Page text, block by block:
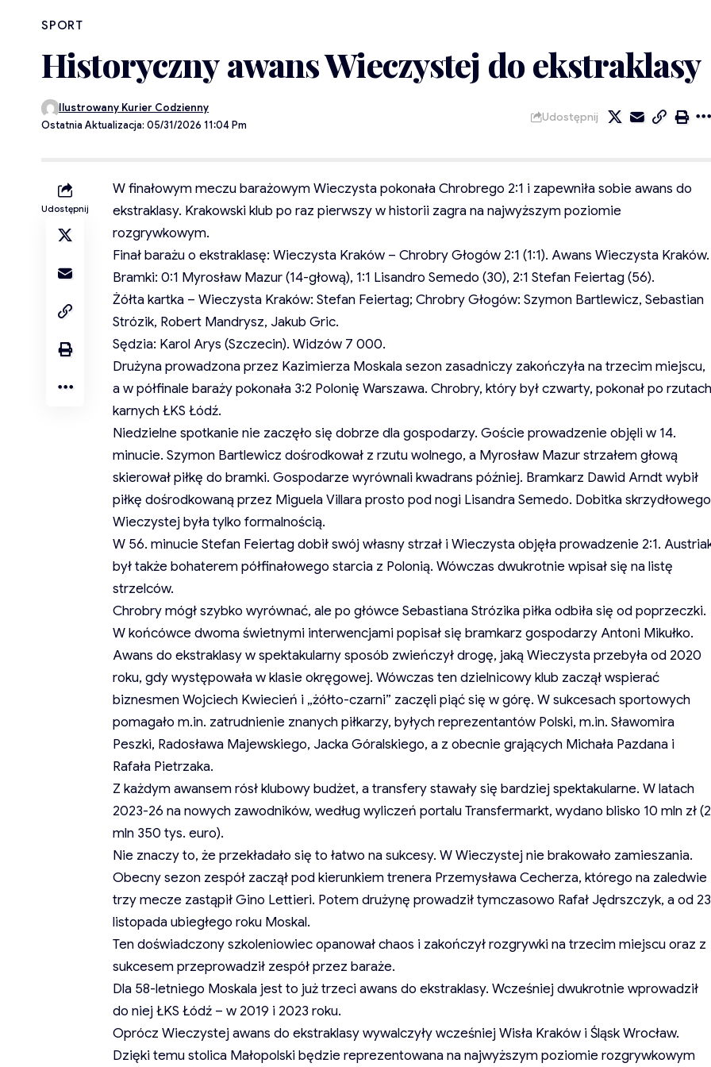
SPORT
Historyczny awans Wieczystej do ekstraklasy
Ostatnia Aktualizacja: 05/31/2026 11:04 Pm
Ilustrowany Kurier Codzienny
Udostępnij
Udostępnij
W finałowym meczu barażowym Wieczysta pokonała Chrobrego 2:1 i zapewniła sobie awans do
ekstraklasy. Krakowski klub po raz pierwszy w historii zagra na najwyższym poziomie
rozgrywkowym.
Finał barażu o ekstraklasę: Wieczysta Kraków – Chrobry Głogów 2:1 (1:1). Awans Wieczysta Kraków.
Bramki: 0:1 Myrosław Mazur (14-głową), 1:1 Lisandro Semedo (30), 2:1 Stefan Feiertag (56).
Żółta kartka – Wieczysta Kraków: Stefan Feiertag; Chrobry Głogów: Szymon Bartlewicz, Sebastian
Strózik, Robert Mandrysz, Jakub Gric.
Sędzia: Karol Arys (Szczecin). Widzów 7 000.
Drużyna prowadzona przez Kazimierza Moskala sezon zasadniczy zakończyła na trzecim miejscu,
a w półfinale baraży pokonała 3:2 Polonię Warszawa. Chrobry, który był czwarty, pokonał po rzutach
karnych ŁKS Łódź.
Niedzielne spotkanie nie zaczęło się dobrze dla gospodarzy. Goście prowadzenie objęli w 14.
minucie. Szymon Bartlewicz dośrodkował z rzutu wolnego, a Myrosław Mazur strzałem głową
skierował piłkę do bramki. Gospodarze wyrównali kwadrans później. Bramkarz Dawid Arndt wybił
piłkę dośrodkowaną przez Miguela Villara prosto pod nogi Lisandra Semedo. Dobitka skrzydłowego
Wieczystej była tylko formalnością.
W 56. minucie Stefan Feiertag dobił swój własny strzał i Wieczysta objęła prowadzenie 2:1.
był także bohaterem półfinałowego starcia z Polonią. Wówczas dwukrotnie wpisał się na listę
strzelców.
Chrobry mógł szybko wyrównać, ale po główce Sebastiana Strózika piłka odbiła się od poprzeczki.
W końcówce dwoma świetnymi interwencjami popisał się bramkarz gospodarzy Antoni Mikułko.
Awans do ekstraklasy w spektakularny sposób zwieńczył drogę, jaką Wieczysta przebyła od 2020
roku, gdy występowała w klasie okręgowej. Wówczas ten dzielnicowy klub zaczął wspierać
biznesmen Wojciech Kwiecień i „żółto-czarni” zaczęli piąć się w górę. W sukcesach sportowych
pomagało m.in. zatrudnienie znanych piłkarzy, byłych reprezentantów Polski, m.in. Sławomira
Peszki, Radosława Majewskiego, Jacka Góralskiego, a z obecnie grających Michała Pazdana i
Rafała Pietrzaka.
Z każdym awansem rósł klubowy budżet, a transfery stawały się bardziej spektakularne. W latach
2023-26 na nowych zawodników, według wyliczeń portalu Transfermarkt, wydano blisko 10 mln zł (2
mln 350 tys. euro).
Nie znaczy to, że przekładało się to łatwo na sukcesy. W Wieczystej nie brakowało zamieszania.
Obecny sezon zespół zaczął pod kierunkiem trenera Przemysława Cecherza, którego na zaledwie
trzy mecze zastąpił Gino Lettieri. Potem drużynę prowadził tymczasowo Rafał Jędrszczyk, a od 23
listopada ubiegłego roku Moskal.
Ten doświadczony szkoleniowiec opanował chaos i zakończył rozgrywki na trzecim miejscu oraz z
sukcesem przeprowadził zespół przez baraże.
Dla 58-letniego Moskala jest to już trzeci awans do ekstraklasy. Wcześniej dwukrotnie wprowadził
do niej ŁKS Łódź – w 2019 i 2023 roku.
Oprócz Wieczystej awans do ekstraklasy wywalczyły wcześniej Wisła Kraków i Śląsk Wrocław.
Dzięki temu stolica Małopolski będzie reprezentowana na najwyższym poziomie rozgrywkowym